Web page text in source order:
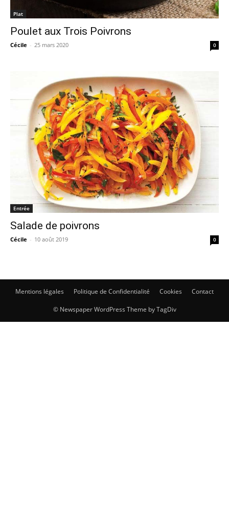
Plat
Poulet aux Trois Poivrons
Cécile - 25 mars 2020 0
Entrée
Salade de poivrons
Cécile - 10 août 2019 0
Mentions légales Politique de Confidentialité Cookies Contact
© Newspaper WordPress Theme by TagDiv